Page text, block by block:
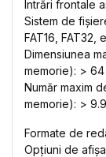
Intrări frontale
Sistem de
FAT16, FAT32,
Dimensiunea
memorie): > 64
Număr maxim
memorie): >
Formate de
Opțiuni de